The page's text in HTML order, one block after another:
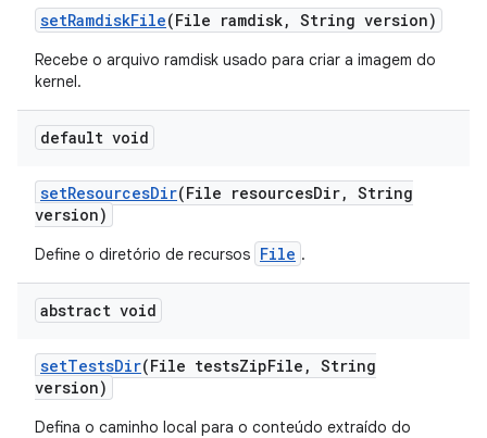
setRamdiskFile(File ramdisk, String version)
Recebe o arquivo ramdisk usado para criar a imagem do
kernel.
default void
setResourcesDir(File resourcesDir, String
version)
Define o diretório de recursos File .
abstract void
setTestsDir(File testsZipFile , String
version)
Defina o caminho local para o conteúdo extraído do